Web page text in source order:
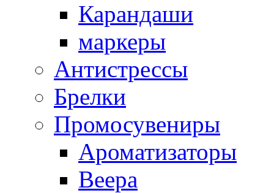
Карандаши
маркеры
Антистрессы
Брелки
Промосувениры
Ароматизаторы
Веера